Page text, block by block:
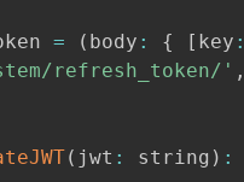
= ( body : { [ key :
refresh_token/' ,
( jwt : string ) :